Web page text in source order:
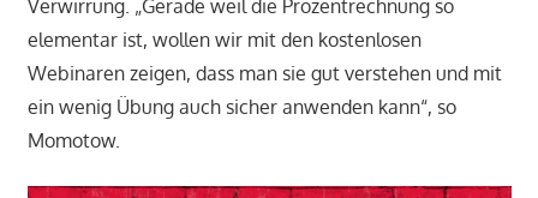
Verwirrung. „Gerade weil die Prozentrechnung so
elementar ist, wollen wir mit den kostenlosen
Webinaren zeigen, dass man sie gut verstehen und mit
ein wenig Übung auch sicher anwenden kann“, so
Momotow.